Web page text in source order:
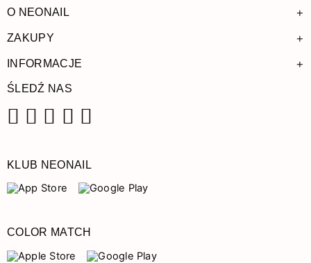
O NEONAIL +
ZAKUPY +
INFORMACJE +
ŚLEDŹ NAS
KLUB NEONAIL
COLOR MATCH